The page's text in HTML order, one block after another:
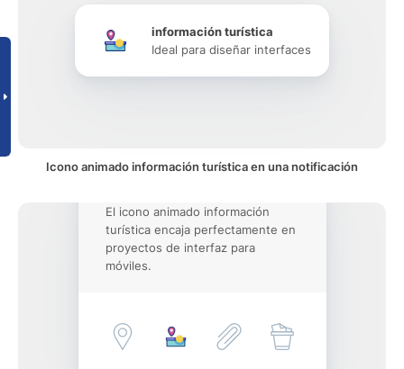
información turística
Ideal para diseñar interfaces
Icono animado información turística en una notificación
El icono animado información
turística encaja perfectamente en
proyectos de interfaz para
móviles.